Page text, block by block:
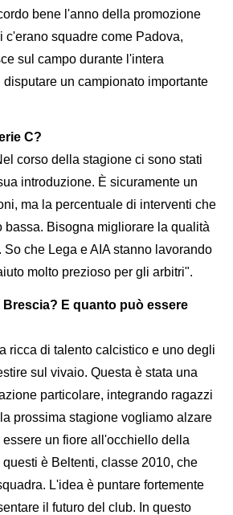
bene l'anno della promozione
squadre come Padova,
sul campo durante l'intera
un campionato importante
C?
corso della stagione ci sono stati
introduzione. È sicuramente un
ma la percentuale di interventi che
Bisogna migliorare la qualità
che Lega e AIA stanno lavorando
molto prezioso per gli arbitri".
E quanto può essere
ricca di talento calcistico e uno degli
sul vivaio. Questa è stata una
particolare, integrando ragazzi
prossima stagione vogliamo alzare
un fiore all'occhiello della
è Beltenti, classe 2010, che
L'idea è puntare fortemente
il futuro del club. In questo